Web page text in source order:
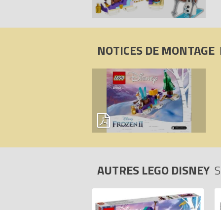
NOTICES DE MONTAGE
AUTRES LEGO DISNEY